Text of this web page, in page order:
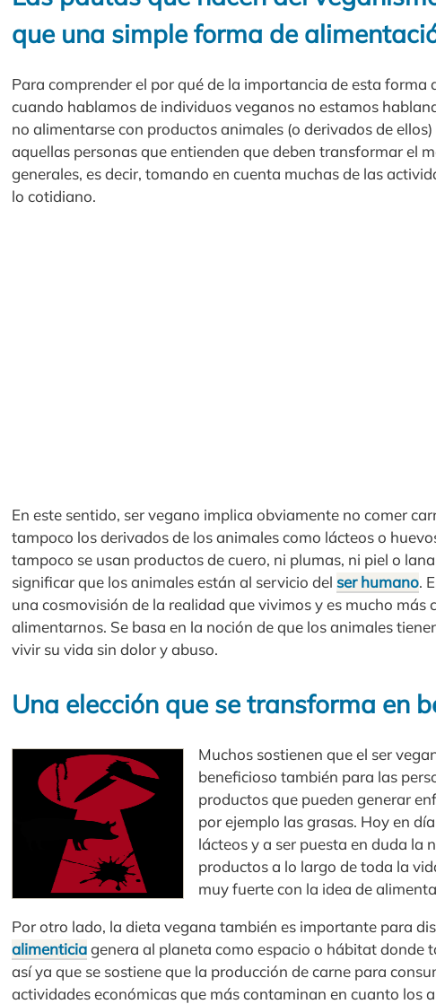
que una simple forma de
Para comprender el por qué de la importancia de esta forma
cuando hablamos de individuos veganos no estamos
no alimentarse con productos animales (o derivados de
aquellas personas que entienden que deben transformar el
generales, es decir, tomando en cuenta muchas de las
lo cotidiano.
En este sentido, ser vegano implica obviamente no comer
tampoco los derivados de los animales como lácteos o
tampoco se usan productos de cuero, ni plumas, ni piel o
significar que los animales están al servicio del ser humano.
una cosmovisión de la realidad que vivimos y es mucho más
alimentarnos. Se basa en la noción de que los animales
vivir su vida sin dolor y abuso.
Una elección que se transforma en
Muchos sostienen que el ser
beneficioso también para las
productos que pueden generar
por ejemplo las grasas. Hoy en
lácteos y a ser puesta en duda la
productos a lo largo de toda la
muy fuerte con la idea de
Por otro lado, la dieta vegana también es importante para
alimenticiagenera al planeta como espacio o hábitat donde
así ya que se sostiene que la producción de carne para
actividades económicas que más contaminan en cuanto los